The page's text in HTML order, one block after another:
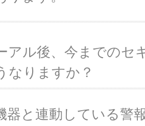
アル後、今までのセ
なりますか？
器と連動している警